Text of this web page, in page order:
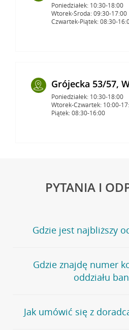
Poniedziałek: 10:30-18:00
Wtorek-Środa: 09:30-17:00
Czwartek-Piątek: 08:30-
Grójecka 53/57,
Poniedziałek: 10:30-18:00
Wtorek-Czwartek: 10:00-
Piątek: 08:30-16:00
PYTANIA I
Gdzie jest najbliższy
Jeśli szukasz oddziału naszego
stronęPlacówki i bankomaty, na
wygodna wyszukiwarka.
oddziałów
Gdzie znajdę numer
oddziału
Bank Credit Agricole nie
telefonu do placówki bankowej.
Jak umówić się z